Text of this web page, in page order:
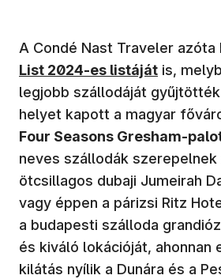
A Condé Nast Traveler azóta
List 2024-es listáját is,
legjobb szállodáját
helyet kapott a magyar
Four Seasons Gresham-
neves szállodák szerepelnek
ötcsillagos dubaji Jumeirah
vagy éppen a párizsi Ritz
a budapesti szálloda
és kiváló lokációját, ahonnan
kilátás nyílik a Dunára és a